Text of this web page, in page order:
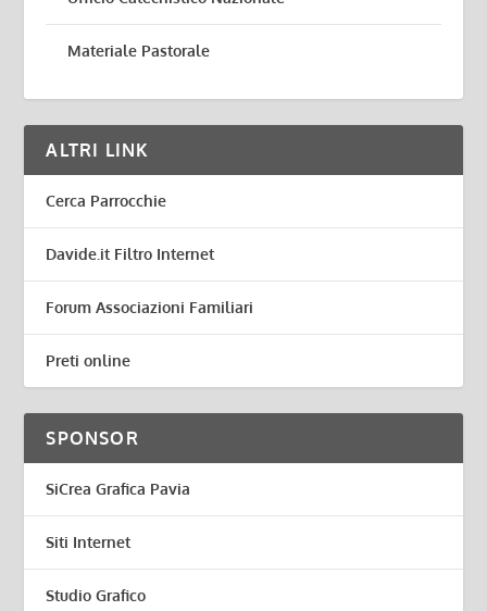
Materiale Pastorale
ALTRI LINK
Cerca Parrocchie
Davide.it Filtro Internet
Forum Associazioni Familiari
Preti online
SPONSOR
SiCrea Grafica Pavia
Siti Internet
Studio Grafico